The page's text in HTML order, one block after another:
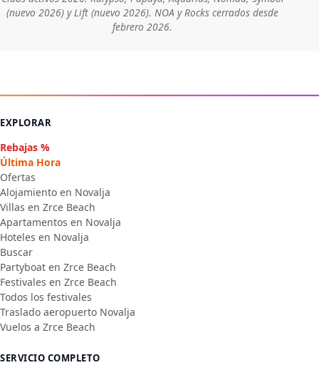
(nuevo 2026) y Lift (nuevo 2026). NOA y Rocks cerrados desde
febrero 2026.
EXPLORAR
Rebajas %
Última Hora
Ofertas
Alojamiento en Novalja
Villas en Zrce Beach
Apartamentos en Novalja
Hoteles en Novalja
Buscar
Partyboat en Zrce Beach
Festivales en Zrce Beach
Todos los festivales
Traslado aeropuerto Novalja
Vuelos a Zrce Beach
SERVICIO COMPLETO